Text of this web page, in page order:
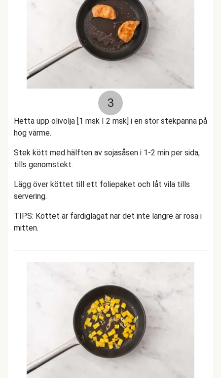
3
Hetta upp olivolja [1 msk I 2 msk] i en stor stekpanna på
hög värme.
Stek kött med hälften av sojasåsen i 1-2 min per sida,
tills genomstekt.
Lägg över köttet till ett foliepaket och låt vila tills
servering.
TIPS: Köttet är färdiglagat när det inte längre är rosa i
mitten.